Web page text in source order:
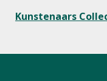
Kunstenaars